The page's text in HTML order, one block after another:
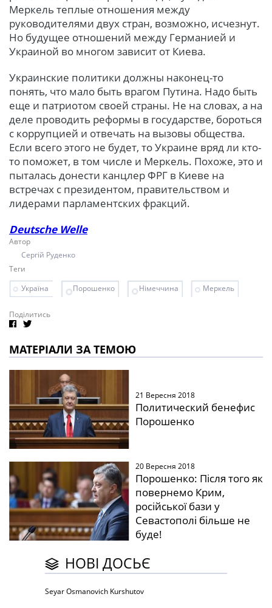
Меркель теплые отношения между
руководителями двух стран, возможно, исчезнут.
Но будущее отношений между Германией и
Украиной во многом зависит от Киева.
Украинские политики должны наконец-то
понять, что мало быть врагом Путина. Надо быть
еще и патриотом своей страны. Не на словах, а на
деле проводить реформы в государстве, бороться
с коррупцией и отвечать на вызовы общества.
Если всего этого не будет, то Украине вряд ли кто-
то поможет, в том числе и Меркель. Похоже, это и
пыталась донести канцлер ФРГ в Киеве на
встречах с президентом, правительством и
лидерами парламентских фракций.
Deutsche Welle
Автор
Сергій Руденко
Теги
Україна
Порошенко Німеччина Меркель
Поділитись
МАТЕРІАЛИ ЗА ТЕМОЮ
21 Вересня 2018
Политический бенефис
Порошенко
20 Вересня 2018
Порошенко: Після того як
повернемо Крим,
російської бази у
Севастополі більше не
буде!
НОВІ ДОСЬЄ
Seyar Osmanovich Kurshutov